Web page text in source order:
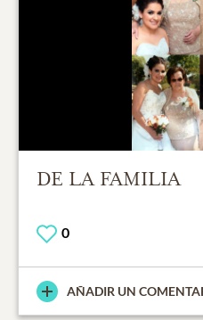
DE LA FAMILIA
0
AÑADIR UN